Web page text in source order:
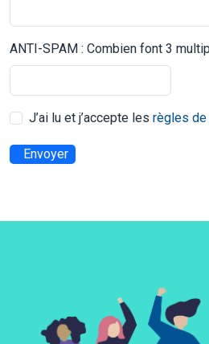
ANTI-SPAM : Combien font 3
J’ai lu et j’accepte les règles
Envoyer